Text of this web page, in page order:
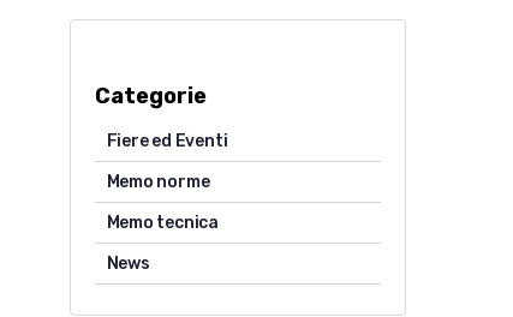
Categorie
Fiere ed Eventi
Memo norme
Memo tecnica
News